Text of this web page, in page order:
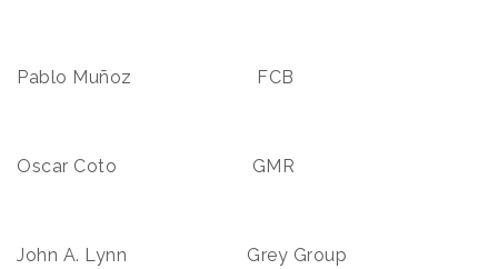
Pablo Muñoz FCB
Oscar Coto GMR
John A. Lynn Grey Group